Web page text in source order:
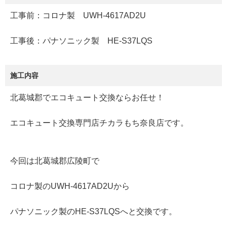
工事前：コロナ製 UWH-4617AD2U
工事後：パナソニック製 HE-S37LQS
施工内容
北葛城郡でエコキュート交換ならお任せ！
エコキュート交換専門店チカラもち奈良店です。
今回は北葛城郡広陵町で
コロナ製のUWH-4617AD2Uから
パナソニック製のHE-S37LQSへと交換です。